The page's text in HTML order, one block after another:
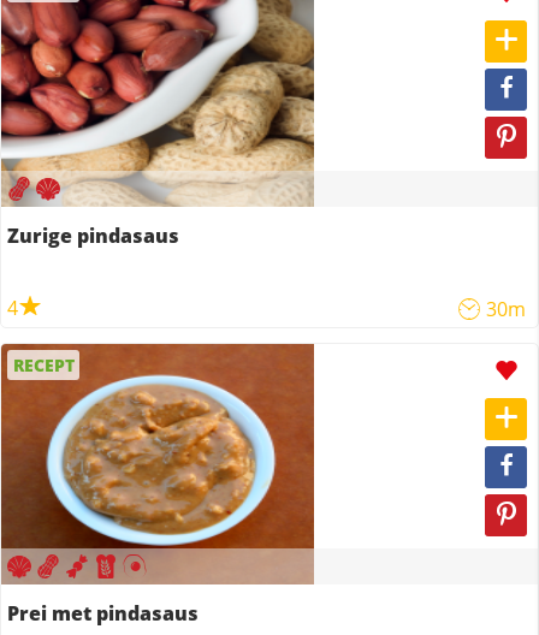
Zurige pindasaus
4 30m
RECEPT
Prei met pindasaus